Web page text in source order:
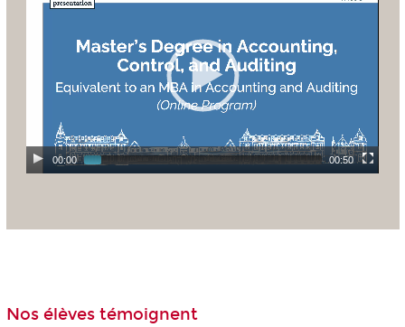
00:00 00:50
Nos élèves témoignent